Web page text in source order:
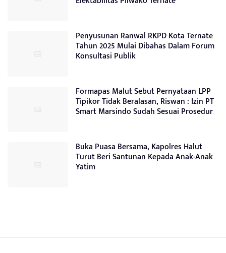
Penyusunan Ranwal RKPD Kota Ternate
Tahun 2025 Mulai Dibahas Dalam Forum
Konsultasi Publik
Formapas Malut Sebut Pernyataan LPP
Tipikor Tidak Beralasan, Riswan : Izin PT
Smart Marsindo Sudah Sesuai Prosedur
Buka Puasa Bersama, Kapolres Halut
Turut Beri Santunan Kepada Anak-Anak
Yatim